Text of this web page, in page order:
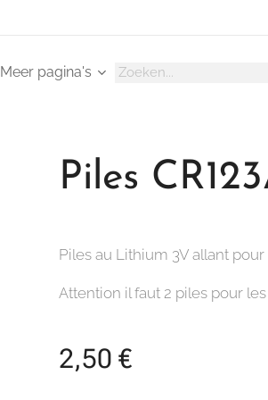
Meer pagina's
Piles
Piles au Lithium 3V allant
Attention il faut 2 piles pour
2,50 €